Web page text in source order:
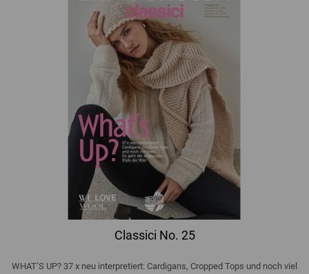
Classici No. 25
WHAT’S UP? 37 x neu interpretiert: Cardigans, Cropped Tops und noch viel